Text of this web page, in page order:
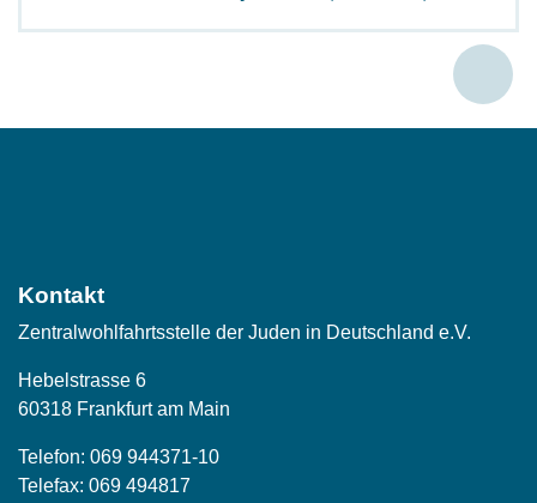
Kontakt
Zentralwohlfahrtsstelle der Juden in Deutschland e.V.
Hebelstrasse 6
60318 Frankfurt am Main
Telefon: 069 944371-10
Telefax: 069 494817